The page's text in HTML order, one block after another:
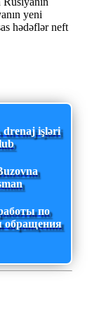
yeni
hədəflər neft
drenaj işləri
по
обращения